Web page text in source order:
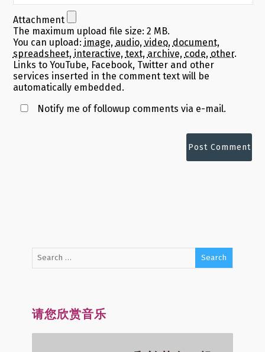
Attachment
The maximum upload file size: 2 MB.
You can upload: image, audio, video, document,
spreadsheet, interactive, text, archive, code, other.
Links to YouTube, Facebook, Twitter and other
services inserted in the comment text will be
automatically embedded.
Notify me of followup comments via e-mail.
请您欣赏音乐